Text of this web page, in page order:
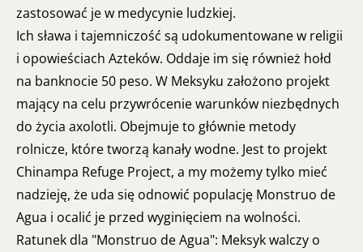
zastosować je w medycynie ludzkiej.
Ich sława i tajemniczość są udokumentowane w religii
i opowieściach Azteków. Oddaje im się również hołd
na banknocie 50 peso. W Meksyku założono projekt
mający na celu przywrócenie warunków niezbędnych
do życia axolotli. Obejmuje to głównie metody
rolnicze, które tworzą kanały wodne. Jest to projekt
Chinampa Refuge Project, a my możemy tylko mieć
nadzieję, że uda się odnowić populację Monstruo de
Agua i ocalić je przed wyginięciem na wolności.
Ratunek dla "Monstruo de Agua": Meksyk walczy o